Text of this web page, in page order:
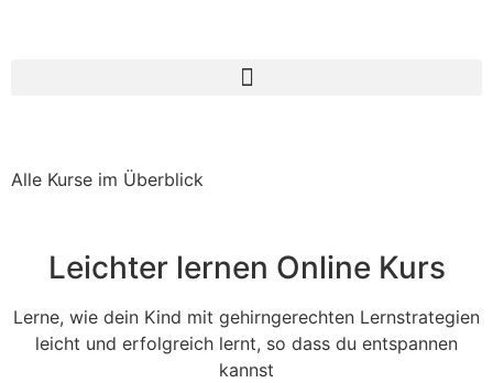
Alle Kurse im Überblick
Leichter lernen Online Kurs
Lerne, wie dein Kind mit gehirngerechten Lernstrategien
leicht und erfolgreich lernt, so dass du entspannen
kannst